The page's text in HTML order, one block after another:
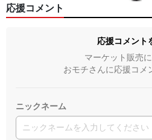
応援コメント
応援コメン
マーケット販売
おモチさんに応援コメ
ニックネーム